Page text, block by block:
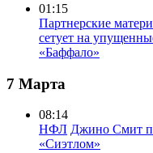
01:15
Партнерские
сетует на
«Баффало»
7 Марта
08:14
НФЛ Джино Смит
«Сиэтлом»